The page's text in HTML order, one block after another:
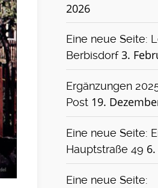
2026
Eine neue Seite:
Berbisdorf 3.
Ergänzungen
Post 19.
Eine neue Seite:
Hauptstraße 49
Eine neue Seite: